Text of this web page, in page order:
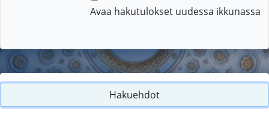
Avaa hakutulokset uudessa ikkunassa
Hakuehdot